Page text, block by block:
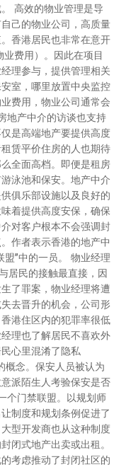
高效的物业管理是导
己的物业公司，高质量
香港居民也非常在意开
费用）。因此在项目
理参与，提供管理相关
室，哪里放置中央监控
费用，物业公司通常会
地产中介的访谈也支持
是高端地产要提供高度
赁平价住房的人也期待
全面高档。即便是租房
泳池和保安。地产中介
俱乐部设施以及良好的
着提供高度安保，确保
对客户根本不会强调封
作者表示香港的地产中
”中的一员。 物业经理
居民的接触最直接，因
了罪案，物业经理将遭
去晋升的机会，公司形
港住区内的犯罪率很低
理也了解居民不喜欢外
心里混淆了隐私
念。保安人员被认为
派陌生人考验保安是否
个门禁联盟。以规划师
制度和规划条例促进了
型开发商也从这种制度
闭式地产出卖或出租。
考虑推动了封闭社区的